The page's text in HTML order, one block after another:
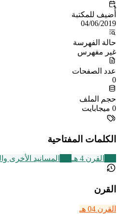
أُضيف للمكتبة
04/06/2019
حالة الفهرسة
غير مفهرس
عدد الصفحات
0
حجم الملف
0 ميجابايت
الكلمات المفتاحية
القرن 4 هـ المسانيد الأخرى
القرن
القرن 04 هـ